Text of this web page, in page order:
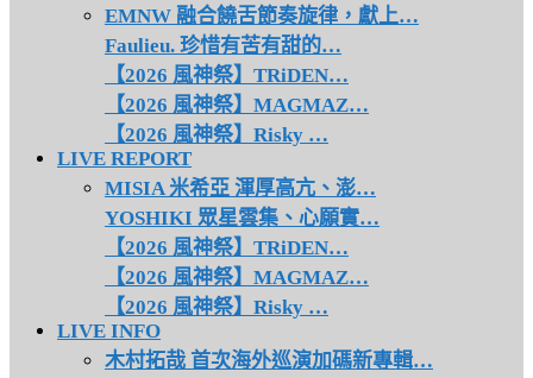
EMNW 融合饒舌節奏旋律，獻上…
Faulieu. 珍惜有苦有甜的…
【2026 風神祭】TRiDEN…
【2026 風神祭】MAGMAZ…
【2026 風神祭】Risky …
LIVE REPORT
MISIA 米希亞 渾厚高亢、澎…
YOSHIKI 眾星雲集、心願實…
【2026 風神祭】TRiDEN…
【2026 風神祭】MAGMAZ…
【2026 風神祭】Risky …
LIVE INFO
木村拓哉 首次海外巡演加碼新專輯…